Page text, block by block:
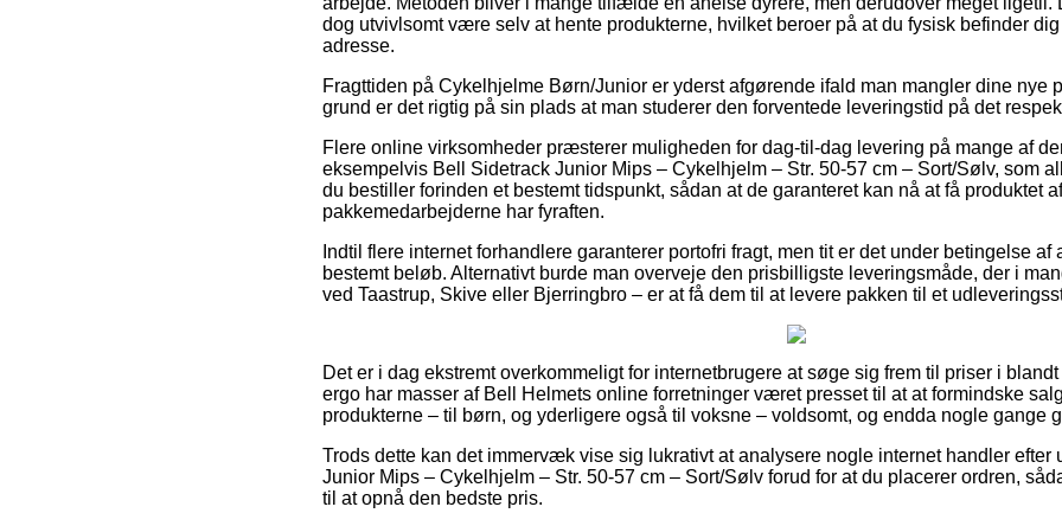
dog utvivlsomt være selv at hente produkterne, hvilket beroer på at du fysisk befinder
adresse.
Fragttiden på Cykelhjelme Børn/Junior er yderst afgørende ifald man mangler dine nye
grund er det rigtig på sin plads at man studerer den forventede leveringstid på det
Flere online virksomheder præsterer muligheden for dag-til-dag levering på mange af
eksempelvis Bell Sidetrack Junior Mips – Cykelhjelm – Str. 50-57 cm – Sort/Sølv, som
du bestiller forinden et bestemt tidspunkt, sådan at de garanteret kan nå at få produktet
pakkemedarbejderne har fyraften.
Indtil flere internet forhandlere garanterer portofri fragt, men tit er det under betingelse af
bestemt beløb. Alternativt burde man overveje den prisbilligste leveringsmåde, der i
ved Taastrup, Skive eller Bjerringbro – er at få dem til at levere pakken til et
Det er i dag ekstremt overkommeligt for internetbrugere at søge sig frem til priser i
ergo har masser af Bell Helmets online forretninger været presset til at at formindske
produkterne – til børn, og yderligere også til voksne – voldsomt, og endda nogle gange
Trods dette kan det immervæk vise sig lukrativt at analysere nogle internet handler efter
Junior Mips – Cykelhjelm – Str. 50-57 cm – Sort/Sølv forud for at du placerer ordren,
til at opnå den bedste pris.